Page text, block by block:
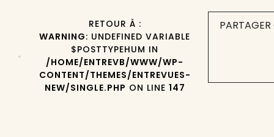
RETOUR À :
WARNING: UNDEFINED VARIABLE
$POSTTYPEHUM IN
/HOME/ENTREVB/WWW/WP-
CONTENT/THEMES/ENTREVUES-
NEW/SINGLE.PHP ON LINE 147